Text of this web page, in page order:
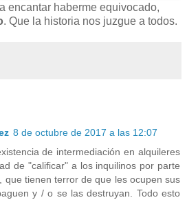
encantar haberme equivocado,
. Que la historia nos juzgue a todos.
8 de octubre de 2017 a las 12:07
de intermediación en alquileres
de "calificar" a los inquilinos por parte
que tienen terror de que les ocupen sus
y / o se las destruyan. Todo esto